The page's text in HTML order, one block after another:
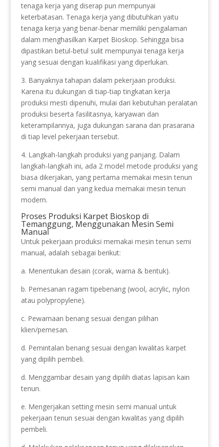
tenaga kerja yang diserap pun mempunyai
keterbatasan. Tenaga kerja yang dibutuhkan yaitu
tenaga kerja yang benar-benar memiliki pengalaman
dalam menghasilkan Karpet Bioskop. Sehingga bisa
dipastikan betul-betul sulit mempunyai tenaga kerja
yang sesuai dengan kualifikasi yang diperlukan.
3. Banyaknya tahapan dalam pekerjaan produksi.
Karena itu dukungan di tiap-tiap tingkatan kerja
produksi mesti dipenuhi, mulai dari kebutuhan peralatan
produksi beserta fasilitasnya, karyawan dan
keterampilannya, juga dukungan sarana dan prasarana
di tiap level pekerjaan tersebut.
4. Langkah-langkah produksi yang panjang. Dalam
langkah-langkah ini, ada 2 model metode produksi yang
biasa dikerjakan, yang pertama memakai mesin tenun
semi manual dan yang kedua memakai mesin tenun
modern.
Proses Produksi Karpet Bioskop di
Temanggung, Menggunakan Mesin Semi
Manual
Untuk pekerjaan produksi memakai mesin tenun semi
manual, adalah sebagai berikut:
a. Menentukan desain (corak, warna & bentuk).
b. Pemesanan ragam tipebenang (wool, acrylic, nylon
atau polypropylene).
c. Pewarnaan benang sesuai dengan pilihan
klien/pemesan.
d. Pemintalan benang sesuai dengan kwalitas karpet
yang dipilih pembeli.
d. Menggambar desain yang dipilih diatas lapisan kain
tenun.
e. Mengerjakan setting mesin semi manual untuk
pekerjaan tenun sesuai dengan kwalitas yang dipilih
pembeli.